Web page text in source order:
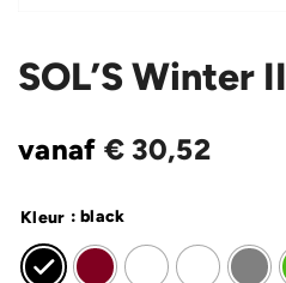
SOL’S Winter II
vanaf € 30,52
Kleur : black